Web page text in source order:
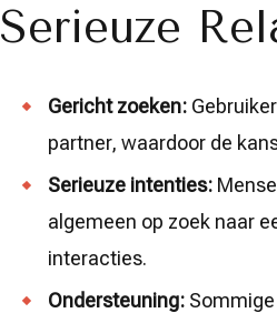
Serieuze
Gericht zoeken:
partner, waardoor de
Serieuze intenties:
algemeen op zoek naar
interacties.
Ondersteuning: